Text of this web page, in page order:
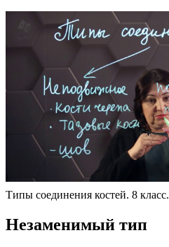
Типы соединения костей. 8 класс.
Незаменимый тип